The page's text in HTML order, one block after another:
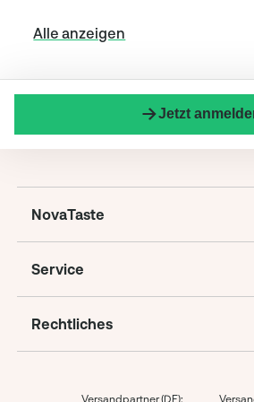
Alle anzeigen
Jetzt
NovaTaste
Service
Rechtliches
Versandpartner (DE):